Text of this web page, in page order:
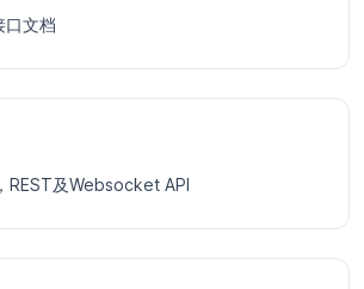
口文档
REST及Websocket API